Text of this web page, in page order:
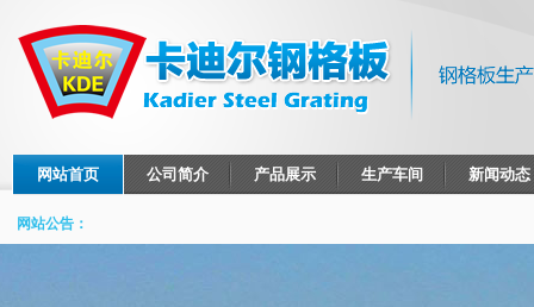
网站首页 公司简介 产品展示 生产车间 新闻动态
网站公告：